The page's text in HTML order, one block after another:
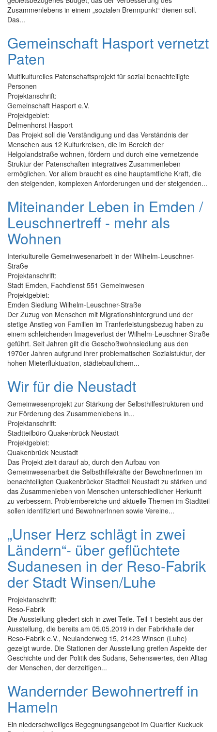
Zusammenlebens in einem „sozialen Brennpunkt“ dienen soll.
Das...
Gemeinschaft Hasport vernetzt
Paten
Multikulturelles Patenschaftsprojekt für sozial benachteiligte
Personen
Projektanschrift:
Gemeinschaft Hasport e.V.
Projektgebiet:
Delmenhorst Hasport
Das Projekt soll die Verständigung und das Verständnis der
Menschen aus 12 Kulturkreisen, die im Bereich der
Helgolandstraße wohnen, fördern und durch eine vernetzende
Struktur der Patenschaften integratives Zusammenleben
ermöglichen. Vor allem braucht es eine hauptamtliche Kraft, die
den steigenden, komplexen Anforderungen und der steigenden...
Miteinander Leben in Emden /
Leuschnertreff - mehr als
Wohnen
Interkulturelle Gemeinwesenarbeit in der Wilhelm-Leuschner-
Straße
Projektanschrift:
Stadt Emden, Fachdienst 551 Gemeinwesen
Projektgebiet:
Emden Siedlung Wilhelm-Leuschner-Straße
Der Zuzug von Menschen mit Migrationshintergrund und der
stetige Anstieg von Familien im Tranferleistungsbezug haben zu
einem schleichenden Imageverlust der Wilhelm-Leuschner-Straße
geführt. Seit Jahren gilt die Geschoßwohnsiedlung aus den
1970er Jahren aufgrund ihrer problematischen Sozialstuktur, der
hohen Mieterfluktuation, städtebaulichem...
Wir für die Neustadt
Gemeinwesenprojekt zur Stärkung der Selbsthilfestrukturen und
zur Förderung des Zusammenlebens in...
Projektanschrift:
Stadtteilbüro Quakenbrück Neustadt
Projektgebiet:
Quakenbrück Neustadt
Das Projekt zielt darauf ab, durch den Aufbau von
Gemeinwesenarbeit die Selbsthilfekräfte der BewohnerInnen im
benachteiligten Quakenbrücker Stadtteil Neustadt zu stärken und
das Zusammenleben von Menschen unterschiedlicher Herkunft
zu verbessern. Problembereiche und aktuelle Themen im Stadtteil
sollen identifiziert und BewohnerInnen sowie Vereine...
„Unser Herz schlägt in zwei
Ländern“- über geflüchtete
Sudanesen in der Reso-Fabrik
der Stadt Winsen/Luhe
Projektanschrift:
Reso-Fabrik
Die Ausstellung gliedert sich in zwei Teile. Teil 1 besteht aus der
Ausstellung, die bereits am 05.05.2019 in der Fabrikhalle der
Reso-Fabrik e.V., Neulanderweg 15, 21423 Winsen (Luhe)
gezeigt wurde. Die Stationen der Ausstellung greifen Aspekte der
Geschichte und der Politik des Sudans, Sehenswertes, den Alltag
der Menschen, der derzeitigen...
Wandernder Bewohnertreff in
Hameln
Ein niederschwelliges Begegnungsangebot im Quartier Kuckuck